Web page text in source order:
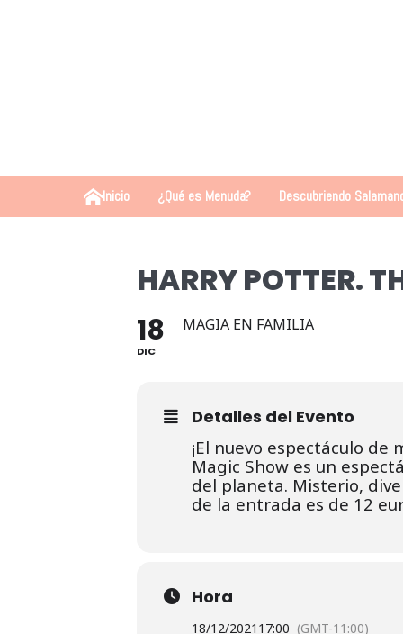
Inicio ¿Qué es Menuda? Descubriendo
HARRY POTTER.
18
DIC
MAGIA EN FAMILIA
Detalles del Evento
¡El nuevo espectáculo
Magic Show es un
del planeta. Misterio,
de la entrada es de 12
Hora
18/12/2021 17:00 (GMT-11:00)